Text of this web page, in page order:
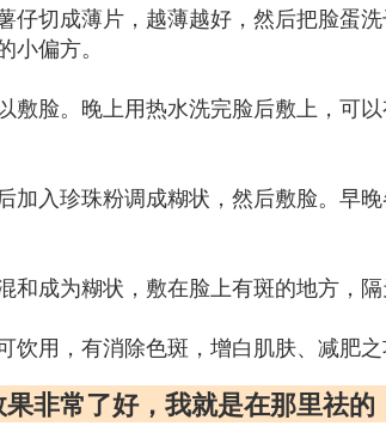
切成薄片，越薄越好，然后把脸蛋
偏方。
脸。晚上用热水洗完脸后敷上，可
入珍珠粉调成糊状，然后敷脸。早
成为糊状，敷在脸上有斑的地方，隔
用，有消除色斑，增白肌肤、减肥之
非常了好，我就是在那里祛的